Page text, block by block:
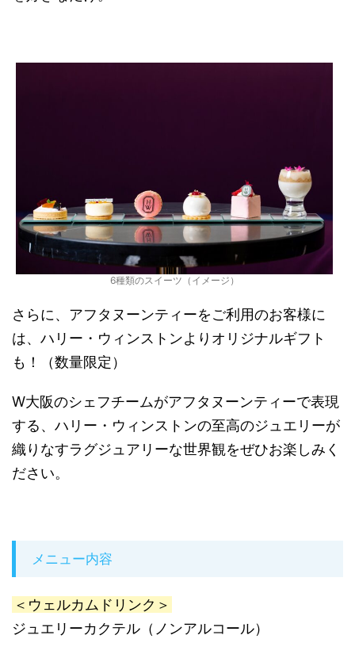
6種類のスイーツ（イメージ）
さらに、アフタヌーンティーをご利用のお客様に
は、ハリー・ウィンストンよりオリジナルギフト
も！（数量限定）
W大阪のシェフチームがアフタヌーンティーで表現
する、ハリー・ウィンストンの至高のジュエリーが
織りなすラグジュアリーな世界観をぜひお楽しみく
ださい。
メニュー内容
＜ウェルカムドリンク＞
ジュエリーカクテル（ノンアルコール）